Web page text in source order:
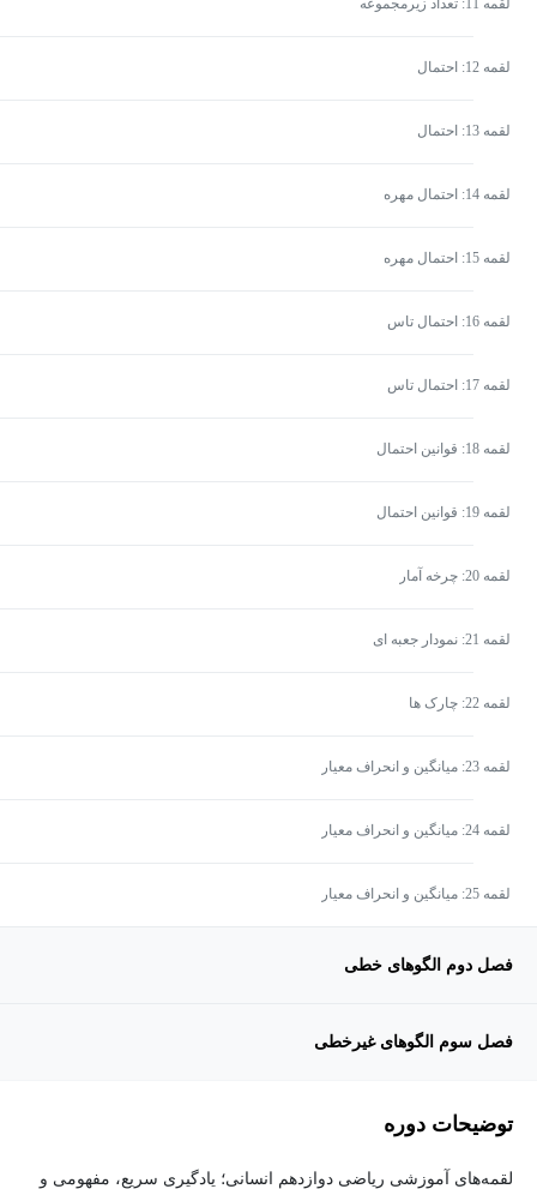
لقمه 11: تعداد زیرمجموعه
لقمه 12: احتمال
لقمه 13: احتمال
لقمه 14: احتمال مهره
لقمه 15: احتمال مهره
لقمه 16: احتمال تاس
لقمه 17: احتمال تاس
لقمه 18: قوانین احتمال
لقمه 19: قوانین احتمال
لقمه 20: چرخه آمار
لقمه 21: نمودار جعبه ای
لقمه 22: چارک ها
لقمه 23: میانگین و انحراف معیار
لقمه 24: میانگین و انحراف معیار
لقمه 25: میانگین و انحراف معیار
فصل دوم الگوهای خطی
فصل سوم الگوهای غیرخطی
توضیحات دوره
لقمه‌های آموزشی ریاضی دوازدهم انسانی؛ یادگیری سریع، مفهومی و